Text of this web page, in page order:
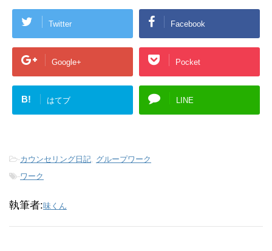
Twitter Facebook
Google+ Pocket
B! はてブ LINE
-カウンセリング日記, グループワーク
-ワーク
執筆者:味くん